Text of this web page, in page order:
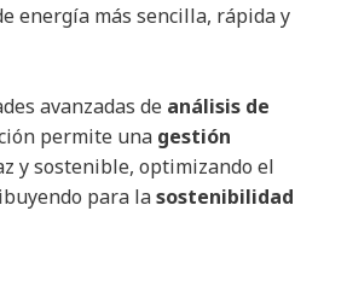
energía más sencilla, rápida y
avanzadas de análisis de
permite una gestión
y sostenible, optimizando el
para lasostenibilidad